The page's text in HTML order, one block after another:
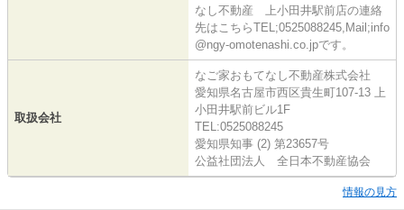
なし不動産 上小田井駅前店の連絡
先はこちらTEL;0525088245,Mail;info
@ngy-omotenashi.co.jpです。
取扱会社
なご家おもてなし不動産株式会社
愛知県名古屋市西区貴生町107-13 上
小田井駅前ビル1F
TEL:0525088245
愛知県知事 (2) 第23657号
公益社団法人 全日本不動産協会
情報の見方